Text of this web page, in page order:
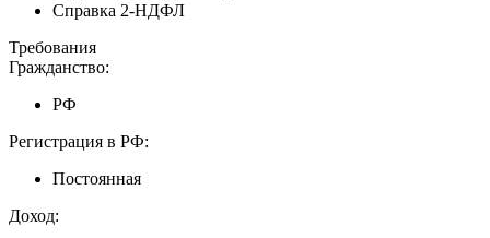
Справка 2-НДФЛ
Требования
Гражданство:
РФ
Регистрация в РФ:
Постоянная
Доход: